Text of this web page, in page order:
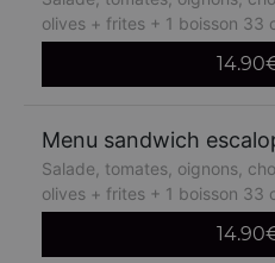
olives + frites + 1 boisson 33
14.90
Menu sandwich
Salade, tomates, oignons,
olives + frites + 1 boisson 33
14.90